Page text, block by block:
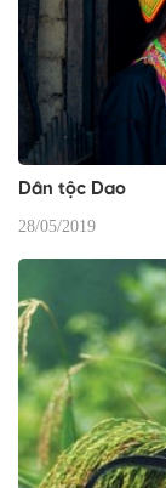
Dân tộc Dao
28/05/2019